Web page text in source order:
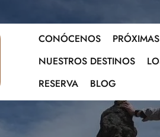
CONÓCENOS
NUESTROS DESTINOS
RESERVA
BLOG